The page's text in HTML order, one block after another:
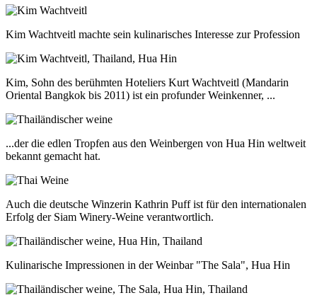
Kim Wachtveitl machte sein kulinarisches Interesse zur Profession
Kim, Sohn des berühmten Hoteliers Kurt Wachtveitl (Mandarin
Oriental Bangkok bis 2011) ist ein profunder Weinkenner, ...
...der die edlen Tropfen aus den Weinbergen von Hua Hin weltweit
bekannt gemacht hat.
Auch die deutsche Winzerin Kathrin Puff ist für den internationalen
Erfolg der Siam Winery-Weine verantwortlich.
Kulinarische Impressionen in der Weinbar "The Sala", Hua Hin